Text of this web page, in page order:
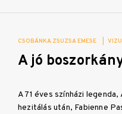
CSOBÁNKA ZSUZSA EMESE
A jó
A 71 éves színházi
hezitálás után, Fabienne